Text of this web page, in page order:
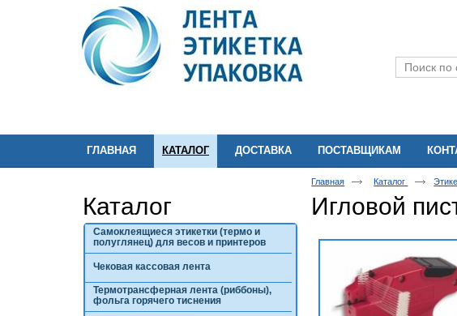
ГЛАВНАЯ КАТАЛОГ ДОСТАВКА ПОСТАВЩИКАМ
Каталог
Самоклеящиеся этикетки (термо и
полуглянец) для весов и принтеров
Чековая кассовая лента
Термотрансферная лента (риббоны),
фольга горячего тиснения
Главная Каталог
Игловой